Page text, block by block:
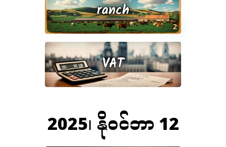
2
ranch
VAT
2025၊ နိုဝင်ဘာ 12